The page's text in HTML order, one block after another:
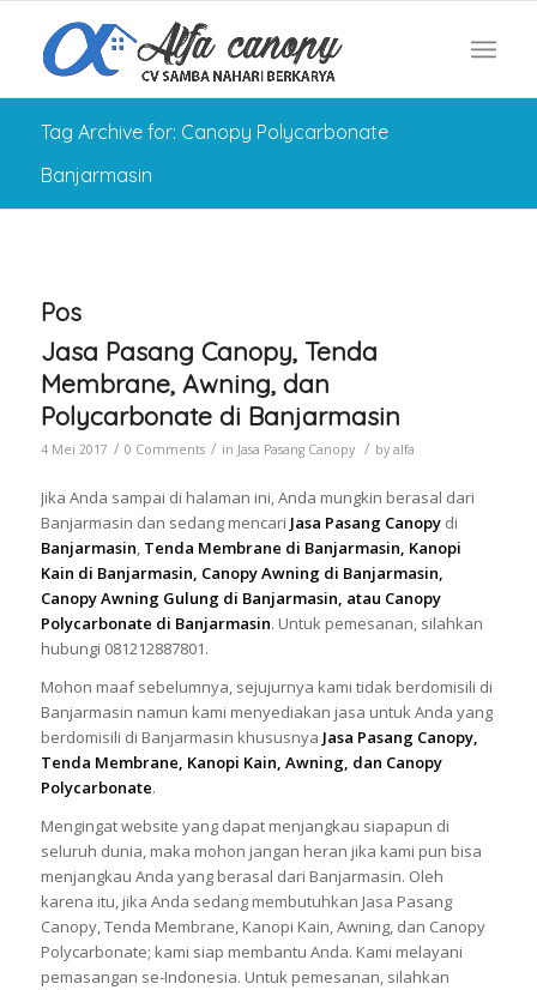
Tag Archive for: Canopy Polycarbonate
Banjarmasin
Pos
Jasa Pasang Canopy, Tenda
Membrane, Awning, dan
Polycarbonate di Banjarmasin
4 Mei 2017 / 0 Comments / in Jasa Pasang Canopy / by alfa
Jika Anda sampai di halaman ini, Anda mungkin berasal dari
Banjarmasin dan sedang mencari Jasa Pasang Canopy di
Banjarmasin, Tenda Membrane di Banjarmasin, Kanopi
Kain di Banjarmasin, Canopy Awning di Banjarmasin,
Canopy Awning Gulung di Banjarmasin, atau Canopy
Polycarbonate di Banjarmasin. Untuk pemesanan, silahkan
hubungi 081212887801.
Mohon maaf sebelumnya, sejujurnya kami tidak berdomisili di
Banjarmasin namun kami menyediakan jasa untuk Anda yang
berdomisili di Banjarmasin khususnya Jasa Pasang Canopy,
Tenda Membrane, Kanopi Kain, Awning, dan Canopy
Polycarbonate.
Mengingat website yang dapat menjangkau siapapun di
seluruh dunia, maka mohon jangan heran jika kami pun bisa
menjangkau Anda yang berasal dari Banjarmasin. Oleh
karena itu, jika Anda sedang membutuhkan Jasa Pasang
Canopy, Tenda Membrane, Kanopi Kain, Awning, dan Canopy
Polycarbonate; kami siap membantu Anda. Kami melayani
pemasangan se-Indonesia. Untuk pemesanan, silahkan